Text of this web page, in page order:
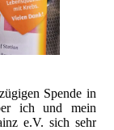
Spende in
ich und mein
e.V. sich sehr